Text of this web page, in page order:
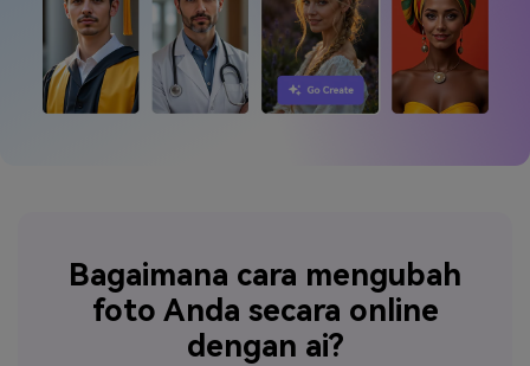
Bagaimana cara mengubah
foto Anda secara online
dengan ai?